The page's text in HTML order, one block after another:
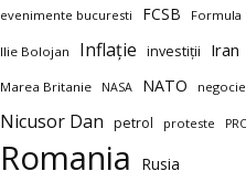
evenimente bucuresti FCSB Formula
Ilie Bolojan Inflație investiții Iran
Marea Britanie NASA NATO
Nicusor Dan petrol proteste
Romania Rusia